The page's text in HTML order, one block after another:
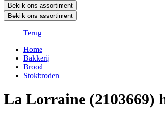
Bekijk ons assortiment
Bekijk ons assortiment
Terug
Home
Bakkerij
Brood
Stokbroden
La Lorraine (2103669)